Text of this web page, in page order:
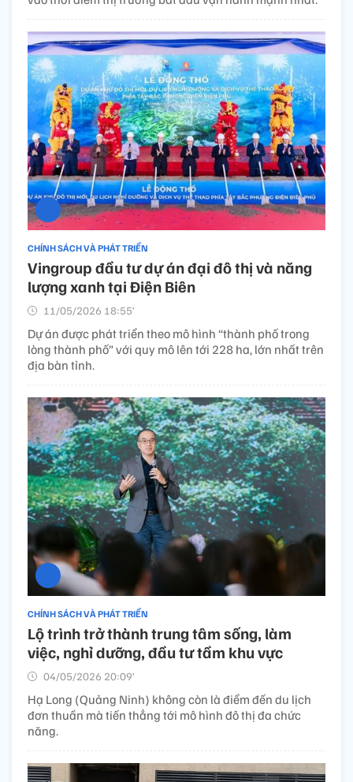
CHÍNH SÁCH VÀ PHÁT TRIỂN
Vingroup đầu tư dự án đại đô thị và năng
lượng xanh tại Điện Biên
11/05/2026 18:55’
Dự án được phát triển theo mô hình “thành phố trong
lòng thành phố” với quy mô lên tới 228 ha, lớn nhất trên
địa bàn tỉnh.
CHÍNH SÁCH VÀ PHÁT TRIỂN
Lộ trình trở thành trung tâm sống, làm
việc, nghỉ dưỡng, đầu tư tầm khu vực
04/05/2026 20:09’
Hạ Long (Quảng Ninh) không còn là điểm đến du lịch
đơn thuần mà tiến thẳng tới mô hình đô thị đa chức
năng.